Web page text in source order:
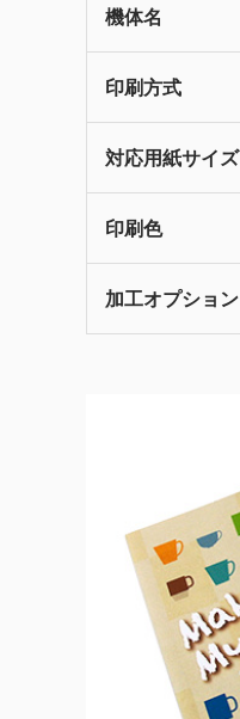
機体名
印刷方式
対応用紙サイズ
印刷色
加工オプション